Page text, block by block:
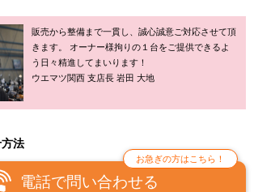
販売から整備まで一貫し、誠心誠意ご対応させて頂
きます。 オーナー様拘りの１台をご提供できるよ
う日々精進してまいります！
ウエマツ関西 支店長 岩田 大地
法
電話で問い合わせる
お急ぎの方はこちら！